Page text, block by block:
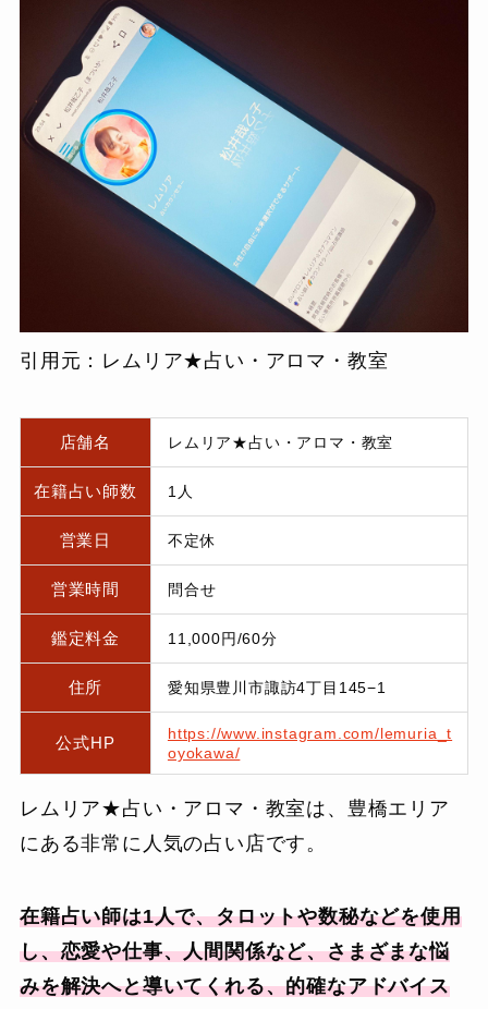
引用元：レムリア★占い・アロマ・教室
店舗名 レムリア★占い・アロマ・教室
在籍占い師数 1人
営業日 不定休
営業時間 問合せ
鑑定料金 11,000円/60分
住所 愛知県豊川市諏訪4丁目145−1
公式HP
https://www.instagram.com/lemuria_t
oyokawa/
レムリア★占い・アロマ・教室は、豊橋エリア
にある非常に人気の占い店です。
在籍占い師は1人で、タロットや数秘などを使用
し、恋愛や仕事、人間関係など、さまざまな悩
みを解決へと導いてくれる、的確なアドバイス